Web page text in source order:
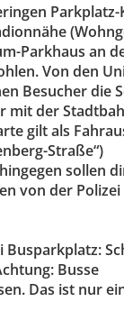
Parkhaus an
Von den
Besucher die
mit der
gilt als
Straße“)
sollen
von der Polizei
Busparkplatz:
Busse
Das ist nur